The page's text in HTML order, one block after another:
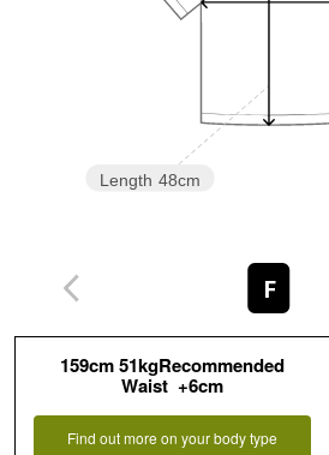
Length 48cm
F
159cm 51kgRecommended
Waist +6cm
Find out more on your body type